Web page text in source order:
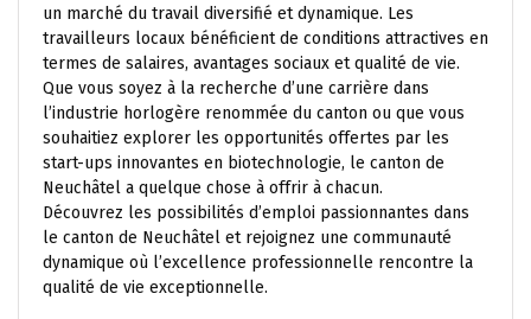
un marché du travail diversifié et dynamique. Les
travailleurs locaux bénéficient de conditions attractives en
termes de salaires, avantages sociaux et qualité de vie.
Que vous soyez à la recherche d’une carrière dans
l’industrie horlogère renommée du canton ou que vous
souhaitiez explorer les opportunités offertes par les
start-ups innovantes en biotechnologie, le canton de
Neuchâtel a quelque chose à offrir à chacun.
Découvrez les possibilités d’emploi passionnantes dans
le canton de Neuchâtel et rejoignez une communauté
dynamique où l’excellence professionnelle rencontre la
qualité de vie exceptionnelle.